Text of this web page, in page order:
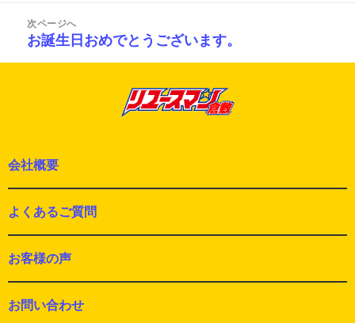
投
稿:
次ページへ
次
の
お誕生日おめでとうございます。
会社概要
よくあるご質問
お客様の声
お問い合わせ